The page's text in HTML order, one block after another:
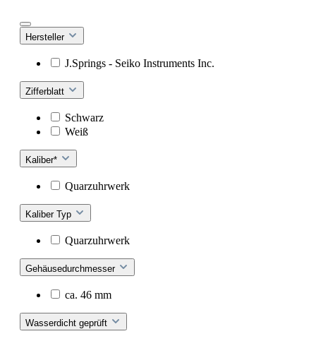
Hersteller
J.Springs - Seiko Instruments Inc.
Zifferblatt
Schwarz
Weiß
Kaliber*
Quarzuhrwerk
Kaliber Typ
Quarzuhrwerk
Gehäusedurchmesser
ca. 46 mm
Wasserdicht geprüft